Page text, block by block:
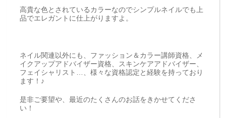
高貴な色とされているカラーなのでシンプルネイルでも上
品でエレガントに仕上がりますよ。
ネイル関連以外にも、ファッション＆カラー講師資格、メ
イクアップアドバイザー資格、スキンケアアドバイザー、
フェイシャリスト…、様々な資格認定と経験を持っており
ます！♪
是非ご要望や、最近のたくさんのお話をきかせてくださ
い！